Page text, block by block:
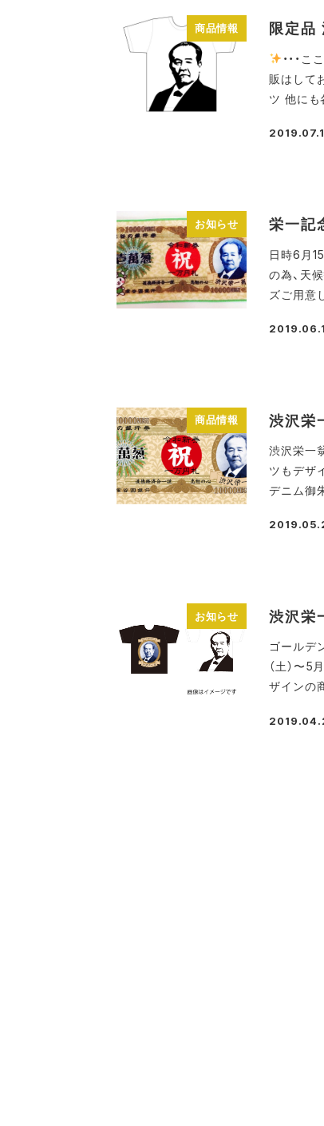
商品情報 限定品
・・・
販はして
ツ 他に
お知らせ 栄一記
日時6月
の為、天
ズご用意
商品情報 渋沢栄
渋沢栄一
ツもデザ
デニム御
お知らせ 渋沢栄
ゴールデ
（土）〜
ザインの
投稿日